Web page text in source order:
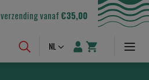
verzending vanaf€35,00
Taal
NL